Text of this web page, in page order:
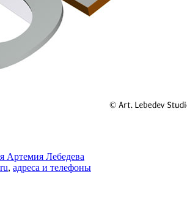
Артемия Лебедева
, адреса и телефоны